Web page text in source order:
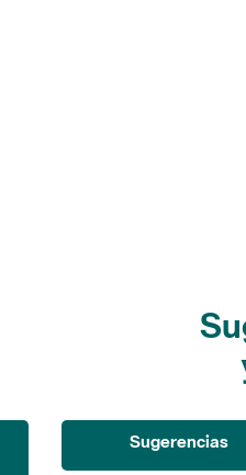
media es de 0 estrellas de 5.
Sugerencias